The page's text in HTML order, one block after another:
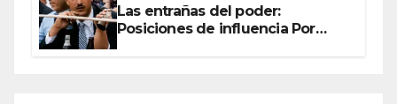
Las entrañas del poder:
Posiciones de influencia Por